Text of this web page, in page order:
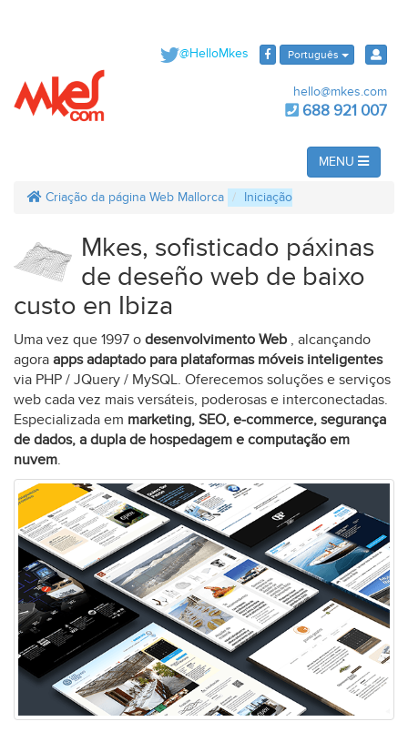
@HelloMkes Português
hello@mkes.com
688 921 007
MENU
Criação da página Web Mallorca Iniciação
Mkes, sofisticado páxinas
de deseño web de baixo
custo en Ibiza
Uma vez que 1997 o desenvolvimento Web , alcançando
agora apps adaptado para plataformas móveis inteligentes
via PHP / JQuery / MySQL. Oferecemos soluções e serviços
web cada vez mais versáteis, poderosas e interconectadas.
Especializada em marketing, SEO, e-commerce, segurança
de dados, a dupla de hospedagem e computação em
nuvem.